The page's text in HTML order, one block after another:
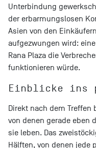
Unterbindung
der erbarmungslosen
Asien von den
aufgezwungen wird:
Rana Plaza die
funktionieren würde.
Einblicke ins
Direkt nach dem Treffen
von denen gerade eben
sie leben. Das
Hälften, von denen jede